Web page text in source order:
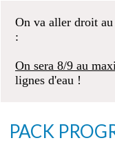
On va aller droit
:
On sera 8/9 au
lignes d'eau !
PACK